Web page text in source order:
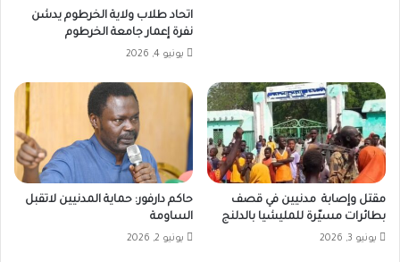
اتحاد طلاب ولاية الخرطوم يدشن
نفرة إعمار جامعة الخرطوم
يونيو 4, 2026
مقتل وإصابة مدنيين في قصف
بطائرات مسيّرة للمليشيا بالدلنج
يونيو 3, 2026
حاكم دارفور: حماية المدنيين لاتقبل
الساومة
يونيو 2, 2026